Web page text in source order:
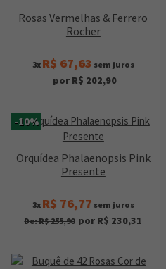
Rosas Vermelhas & Ferrero
Rocher
3x R$ 67,63 sem juros
por R$ 202,90
-10%
Orquídea Phalaenopsis Pink
Presente
3x R$ 76,77 sem juros
De: R$ 255,90 por R$ 230,31